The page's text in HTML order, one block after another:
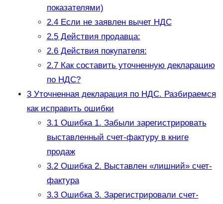
показателями)
2.4Если не заявлен вычет НДС
2.5Действия продавца:
2.6Действия покупателя:
2.7Как составить уточненную декларацию
по НДС?
3Уточненная декларация по НДС. Разбираемся
как исправить ошибки
3.1Ошибка 1. Забыли зарегистрировать
выставленный счет-фактуру в книге
продаж
3.2Ошибка 2. Выставлен «лишний» счет-
фактура
3.3Ошибка 3. Зарегистрировали счет-